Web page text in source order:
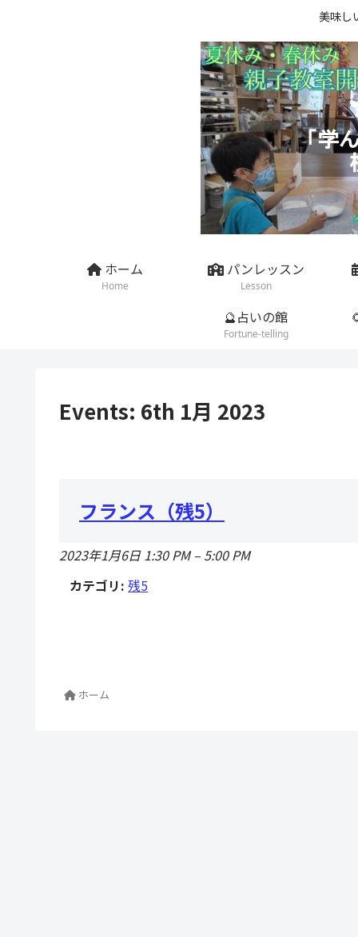
美味し
ホーム
Home
パンレッスン
Lesson
🔮占いの館
Fortune-telling
Events: 6th 1月 2023
フランス（残5）
2023年1月6日 1:30 PM– 5:00 PM
カテゴリ: 残5
ホーム